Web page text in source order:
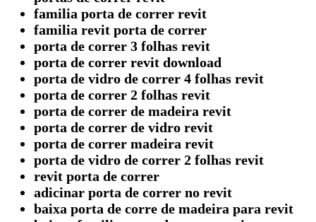
familia porta de correr revit
familia revit porta de correr
porta de correr 3 folhas revit
porta de correr revit download
porta de vidro de correr 4 folhas revit
porta de correr 2 folhas revit
porta de correr de madeira revit
porta de correr de vidro revit
porta de correr madeira revit
porta de vidro de correr 2 folhas revit
revit porta de correr
adicinar porta de correr no revit
baixa porta de corre de madeira para revit